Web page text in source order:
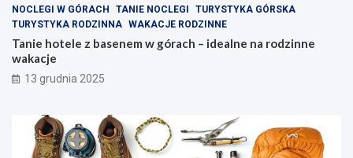
z
a
k
ą
t
k
n
n
e
w
a
k
NOCLEGI W GÓRACH TANIE NOCLEGI
TURYSTYKA GÓRSKA
TURYSTYKA RODZINNA WAKACJE RODZINNE
Tanie hotele z basenem w górach – idealne na rodzinne
wakacje
13 grudnia 2025